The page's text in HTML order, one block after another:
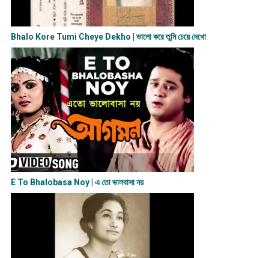
Bhalo Kore Tumi Cheye Dekho | ভালো করে তুমি চেয়ে দেখো
E To Bhalobasa Noy | এ তো ভালবাসা ন​য়